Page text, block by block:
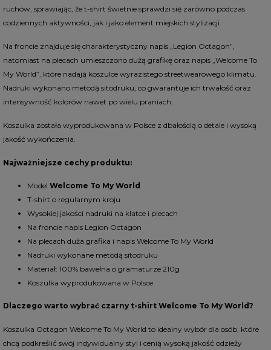
ruchów, sprawiając, że t-shirt świetnie sprawdzi się zarówno podczas
codziennych aktywności, jak i jako element miejskich stylizacji.
Na froncie znajduje się charakterystyczny napis „Legion Octagon”,
natomiast na plecach umieszczono dużą grafikę oraz napis „Welcome To
My World”, które nadają koszulce wyrazistego streetwearowego klimatu.
Nadruki wykonano metodą sitodruku, co gwarantuje ich trwałość oraz
intensywność kolorów nawet po wielu praniach.
Koszulka została wyprodukowana w Polsce z dbałością o detale i wysoką
jakość wykończenia.
Najważniejsze cechy produktu:
Model Welcome To My World
T-shirt o regularnym kroju
Wysokiej jakości nadruki na klatce i plecach
Na froncie napis Legion Octagon
Na plecach duża grafika i napis Welcome To My World
Nadruki wykonane metodą sitodruku
Materiał: 100% bawełna o gramaturze 210g
Koszulka wyprodukowana w Polsce
Dlaczego warto wybrać czarny t-shirt Welcome To My World?
Koszulka Octagon Welcome To My World to idealny wybór dla osób, które
chcą podkreślić swój indywidualny styl i cenią wysoką jakość odzieży